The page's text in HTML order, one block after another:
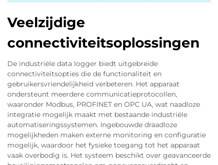
Veelzijdige
connectiviteitsoplossingen
De industriële data logger biedt uitgebreide
connectiviteitsopties die de functionaliteit en
gebruikersvriendelijkheid verbeteren. Het apparaat
ondersteunt meerdere communicatieprotocollen,
waaronder Modbus, PROFINET en OPC UA, wat naadloze
integratie mogelijk maakt met bestaande industriële
automatiseringssystemen. Ingebouwde draadloze
mogelijkheden maken externe monitoring en configuratie
mogelijk, waardoor het fysieke toegang tot het apparaat
vaak overbodig is. Het systeem beschikt over geavanceerde